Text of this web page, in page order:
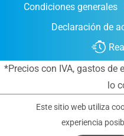
Condiciones generales
Declaración de
*Precios con IVA, gastos de
lo
Este sitio web utiliza
experiencia